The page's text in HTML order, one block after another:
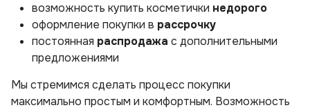
возможность купить косметички недорого
оформление покупки в рассрочку
постоянная распродажа с дополнительными
предложениями
Мы стремимся сделать процесс покупки
максимально простым и комфортным. Возможность